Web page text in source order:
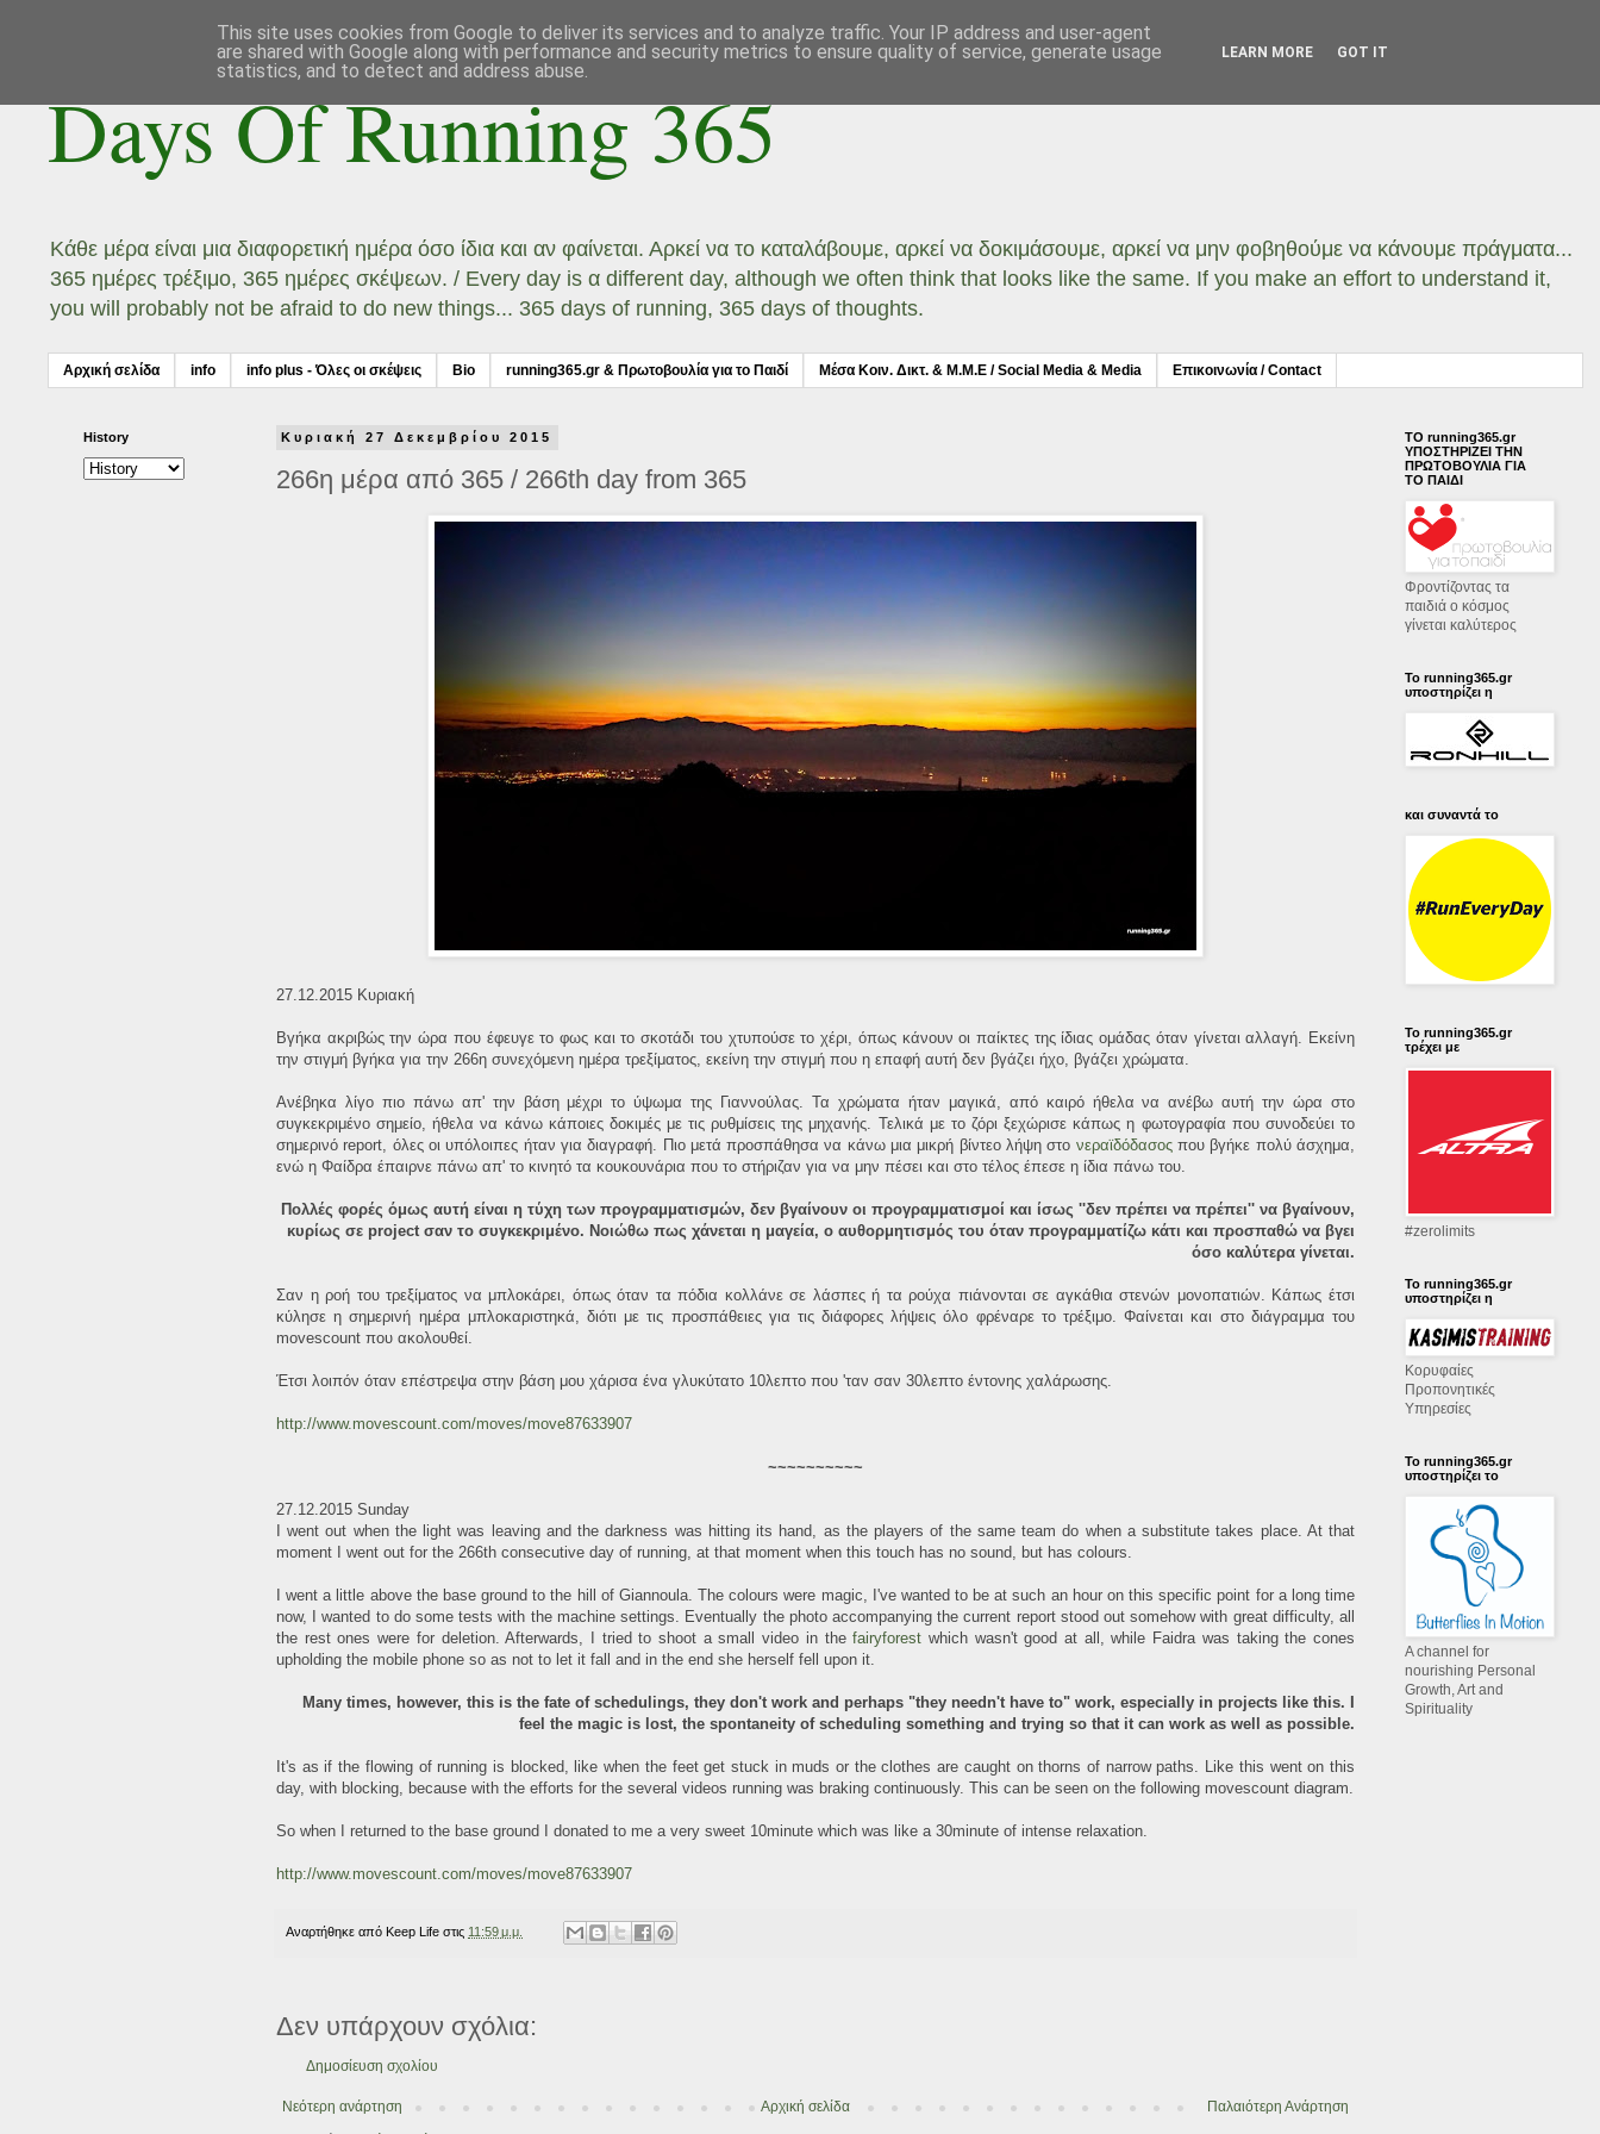
Days Of Running 365
Κάθε μέρα είναι μια διαφορετική ημέρα όσο ίδια και αν φαίνεται. Αρκεί να το καταλάβουμε, αρκεί να δοκιμάσουμε, αρκεί να μην φοβηθούμε να κάνουμε πράγματα...
365 ημέρες τρέξιμο, 365 ημέρες σκέψεων. / Every day is α different day, although we often think that looks like the same. If you make an effort to understand it,
you will probably not be afraid to do new things... 365 days of running, 365 days of thoughts.
Αρχική σελίδα info info plus - Όλες οι σκέψεις Bio running365.gr & Πρωτοβουλία για το Παιδί Μέσα Κοιν. Δικτ. & Μ.Μ.Ε / Social Media & Media Επικοινωνία / Contact
Κυριακή 27 Δεκεμβρίου 2015
266η μέρα από 365 / 266th day from 365
27.12.2015 Κυριακή
Βγήκα ακριβώς την ώρα που έφευγε το φως και το σκοτάδι του χτυπούσε το χέρι, όπως κάνουν οι παίκτες της ίδιας ομάδας όταν γίνεται αλλαγή. Εκείνη
την στιγμή βγήκα για την 266η συνεχόμενη ημέρα τρεξίματος, εκείνη την στιγμή που η επαφή αυτή δεν βγάζει ήχο, βγάζει χρώματα.
Ανέβηκα λίγο πιο πάνω απ' την βάση μέχρι το ύψωμα της Γιαννούλας. Τα χρώματα ήταν μαγικά, από καιρό ήθελα να ανέβω αυτή την ώρα στο
συγκεκριμένο σημείο, ήθελα να κάνω κάποιες δοκιμές με τις ρυθμίσεις της μηχανής. Τελικά με το ζόρι ξεχώρισε κάπως η φωτογραφία που συνοδεύει το
σημερινό report, όλες οι υπόλοιπες ήταν για διαγραφή. Πιο μετά προσπάθησα να κάνω μια μικρή βίντεο λήψη στο νεραϊδόδασοςπου βγήκε πολύ άσχημα,
ενώ η Φαίδρα έπαιρνε πάνω απ' το κινητό τα κουκουνάρια που το στήριζαν για να μην πέσει και στο τέλος έπεσε η ίδια πάνω του.
Πολλές φορές όμως αυτή είναι η τύχη των προγραμματισμών, δεν βγαίνουν οι προγραμματισμοί και ίσως ''δεν πρέπει να πρέπει'' να βγαίνουν,
κυρίως σε project σαν το συγκεκριμένο. Νοιώθω πως χάνεται η μαγεία, ο αυθορμητισμός του όταν προγραμματίζω κάτι και προσπαθώ να βγει
όσο καλύτερα γίνεται.
Σαν η ροή του τρεξίματος να μπλοκάρει, όπως όταν τα πόδια κολλάνε σε λάσπες ή τα ρούχα πιάνονται σε αγκάθια στενών μονοπατιών. Κάπως έτσι
κύλησε η σημερινή ημέρα μπλοκαριστηκά, διότι με τις προσπάθειες για τις διάφορες λήψεις όλο φρέναρε το τρέξιμο. Φαίνεται και στο διάγραμμα του
movescount που ακολουθεί.
Έτσι λοιπόν όταν επέστρεψα στην βάση μου χάρισα ένα γλυκύτατο 10λεπτο που 'ταν σαν 30λεπτο έντονης χαλάρωσης.
http://www.movescount.com/moves/move87633907
~~~~~~~~~~
27.12.2015 Sunday
I went out when the light was leaving and the darkness was hitting its hand, as the players of the same team do when a substitute takes place. At that
moment I went out for the 266th consecutive day of running, at that moment when this touch has no sound, but has colours.
I went a little above the base ground to the hill of Giannoula. The colours were magic, I've wanted to be at such an hour on this specific point for a long time
now, I wanted to do some tests with the machine settings. Eventually the photo accompanying the current report stood out somehow with great difficulty, all
the rest ones were for deletion. Afterwards, I tried to shoot a small video in thefairyforest which wasn't good at all, while Faidra was taking the cones
upholding the mobile phone so as not to let it fall and in the end she herself fell upon it.
Many times, however, this is the fate of schedulings, they don't work and perhaps "they needn't have to" work, especially in projects like this. I
feel the magic is lost, the spontaneity of scheduling something and trying so that it can work as well as possible.
It's as if the flowing of running is blocked, like when the feet get stuck in muds or the clothes are caught on thorns of narrow paths. Like this went on this
day, with blocking, because with the efforts for the several videos running was braking continuously. This can be seen on the following movescount diagram.
So when I returned to the base ground I donated to me a very sweet 10minute which was like a 30minute of intense relaxation.
http://www.movescount.com/moves/move87633907
Αναρτήθηκε από Keep Life στις 11:59 μ.μ.
Δεν υπάρχουν σχόλια:
Δημοσίευση σχολίου
Νεότερη ανάρτηση Παλαιότερη Ανάρτηση
Αρχική σελίδα
History
ΤΟ running365.gr
ΥΠΟΣΤΗΡΙΖΕΙ ΤΗΝ
ΠΡΩΤΟΒΟΥΛΙΑ ΓΙΑ
ΤΟ ΠΑΙΔΙ
Φροντίζοντας τα
παιδιά ο κόσμος
γίνεται καλύτερος
Το running365.gr
υποστηρίζει η
και συναντά το
Το running365.gr
τρέχει με
‪#‎zerolimits‬
Το running365.gr
υποστηρίζει η
Κορυφαίες
Προπονητικές
Υπηρεσίες
Το running365.gr
υποστηρίζει το
A channel for
nourishing Personal
Growth, Art and
Spirituality
This site uses cookies from Google to deliver its services and to analyze traffic. Your IP address and user-agent
are shared with Google along with performance and security metrics to ensure quality of service, generate usage
statistics, and to detect and address abuse.
LEARN MORE GOT IT